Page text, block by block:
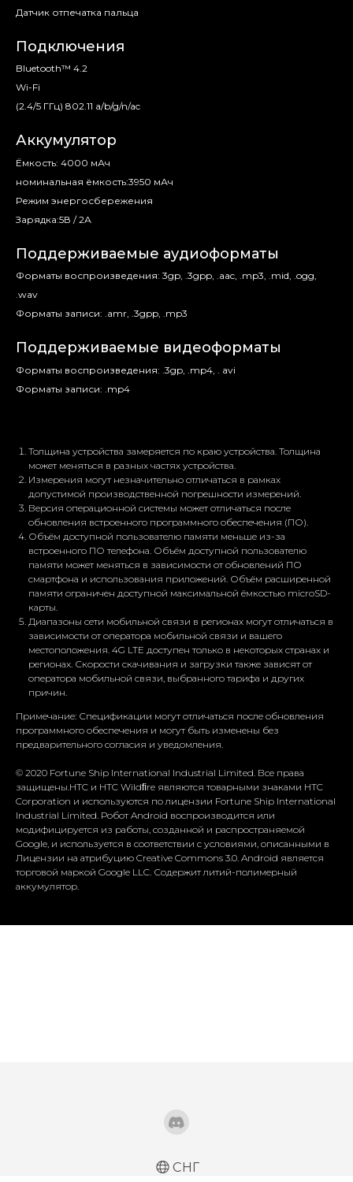
Датчик отпечатка пальца
Подключения
Bluetooth™ 4.2
Wi-Fi
(2.4/5 ГГц) 802.11 a/b/g/n/ac
Аккумулятор
Ёмкость: 4000 мАч
номинальная ёмкость:3950 мАч
Режим энергосбережения
Зарядка:5В / 2А
Поддерживаемые аудиоформаты
Форматы воспроизведения: 3gp, .3gpp, .aac, .mp3, .mid, .ogg,
.wav
Форматы записи: .amr, .3gpp, .mp3
Поддерживаемые видеоформаты
Форматы воспроизведения: .3gp, .mp4, . avi
Форматы записи: .mp4
Толщина устройства замеряется по краю устройства. Толщина
может меняться в разных частях устройства.
Измерения могут незначительно отличаться в рамках
допустимой производственной погрешности измерений.
Версия операционной системы может отличаться после
обновления встроенного программного обеспечения (ПО).
Объём доступной пользователю памяти меньше из-за
встроенного ПО телефона. Объём доступной пользователю
памяти может меняться в зависимости от обновлений ПО
смартфона и использования приложений. Объём расширенной
памяти ограничен доступной максимальной ёмкостью microSD-
карты.
Диапазоны сети мобильной связи в регионах могут отличаться в
зависимости от оператора мобильной связи и вашего
местоположения. 4G LTE доступен только в некоторых странах и
регионах. Скорости скачивания и загрузки также зависят от
оператора мобильной связи, выбранного тарифа и других
причин.
Примечание: Спецификации могут отличаться после обновления
программного обеспечения и могут быть изменены без
предварительного согласия и уведомления.
© 2020 Fortune Ship International Industrial Limited. Все права
защищены.HTC и HTC Wildﬁre являются товарными знаками HTC
Corporation и используются по лицензии Fortune Ship International
Industrial Limited. Робот Android воспроизводится или
модифицируется из работы, созданной и распространяемой
Google, и используется в соответствии с условиями, описанными в
Лицензии на атрибуцию Creative Commons 3.0. Android является
торговой маркой Google LLC. Содержит литий-полимерный
аккумулятор.
СНГ